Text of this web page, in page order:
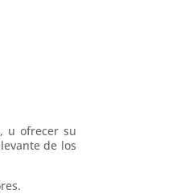
u ofrecer su
de los